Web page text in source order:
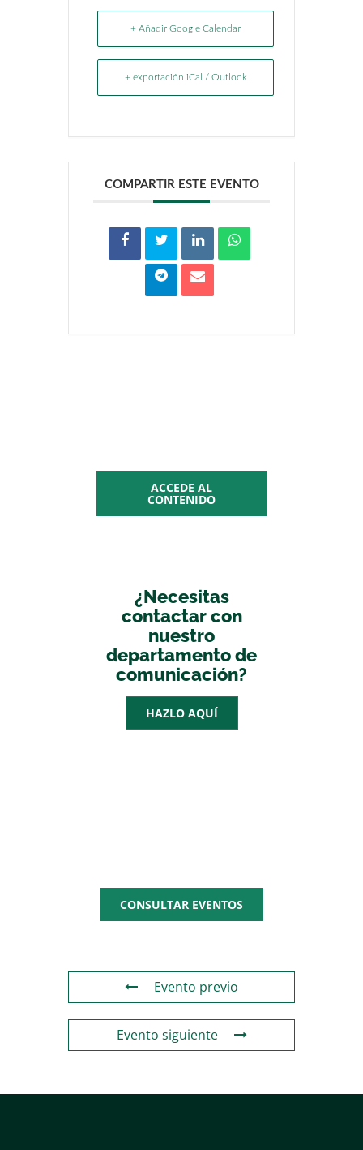
+ Añadir Google Calendar
+ exportación iCal / Outlook
COMPARTIR ESTE EVENTO
ACCEDE AL
CONTENIDO
¿Necesitas
contactar con
nuestro
departamento de
comunicación?
HAZLO AQUÍ
CONSULTAR EVENTOS
Evento previo
Evento siguiente